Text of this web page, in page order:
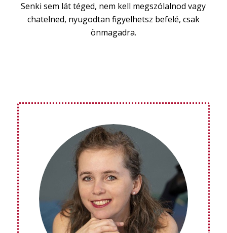
Senki sem lát téged, nem kell megszólalnod vagy
chatelned, nyugodtan figyelhetsz befelé, csak
önmagadra.